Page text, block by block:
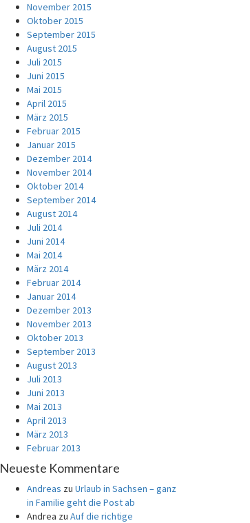
November 2015
Oktober 2015
September 2015
August 2015
Juli 2015
Juni 2015
Mai 2015
April 2015
März 2015
Februar 2015
Januar 2015
Dezember 2014
November 2014
Oktober 2014
September 2014
August 2014
Juli 2014
Juni 2014
Mai 2014
März 2014
Februar 2014
Januar 2014
Dezember 2013
November 2013
Oktober 2013
September 2013
August 2013
Juli 2013
Juni 2013
Mai 2013
April 2013
März 2013
Februar 2013
Neueste Kommentare
Andreas zu Urlaub in Sachsen – ganz
in Familie geht die Post ab
Andrea zu Auf die richtige